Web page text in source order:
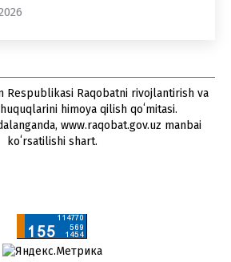
Respublikasi Raqobatni rivojlantirish va
himoya qilish qoʻmitasi.
www.raqobat.gov.uz manbai
koʻrsatilishi shart.